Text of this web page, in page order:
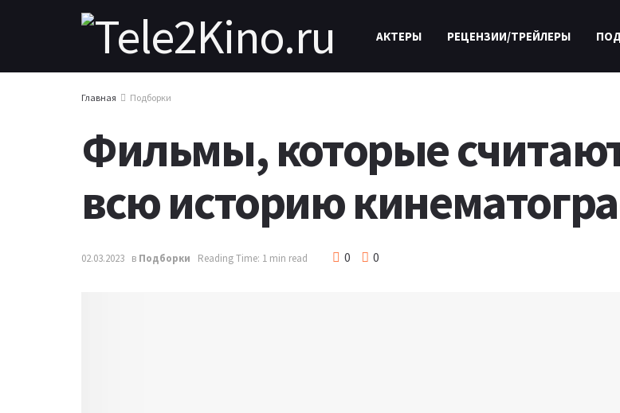
АКТЕРЫ РЕЦЕНЗИИ/ТРЕЙЛЕРЫ
Главная Подборки
Фильмы, которые
всю историю
02.03.2023 в Подборки Reading Time: 1 min read 0 0